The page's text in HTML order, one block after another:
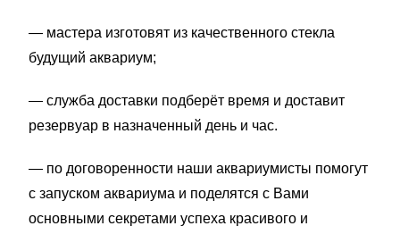
— мастера изготовят из качественного стекла
будущий аквариум;
— служба доставки подберёт время и доставит
резервуар в назначенный день и час.
— по договоренности наши аквариумисты помогут
с запуском аквариума и поделятся с Вами
основными секретами успеха красивого и